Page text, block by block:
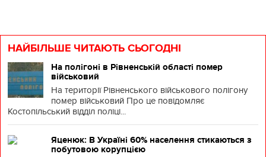
НАЙБІЛЬШЕ ЧИТАЮТЬ СЬОГОДНІ
На полігоні в Рівненській області помер
військовий
На території Рівненського військового полігону
помер військовий Про це повідомляє
Костопільський відділ поліці...
Яценюк: В Україні 60% населення стикаються з
побутовою корупцією